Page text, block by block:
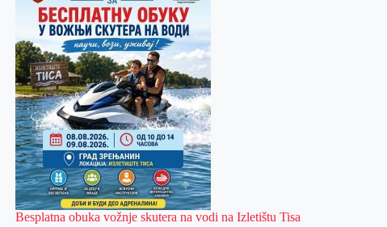
Besplatna obuka vožnje skutera na vodi na Izletištu Tisa